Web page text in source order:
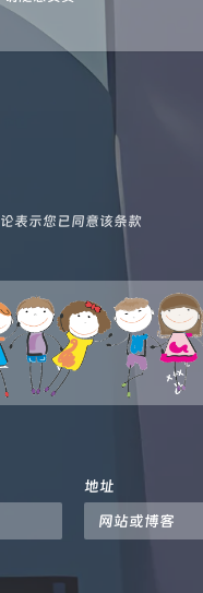
表示您已同意该条款
地址